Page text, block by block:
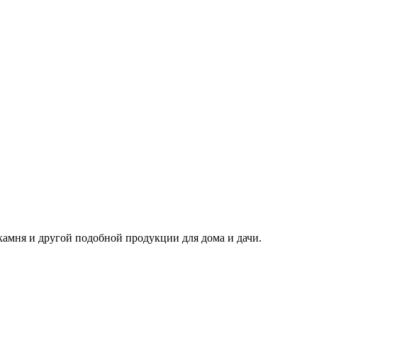
и другой подобной продукции для дома и дачи.